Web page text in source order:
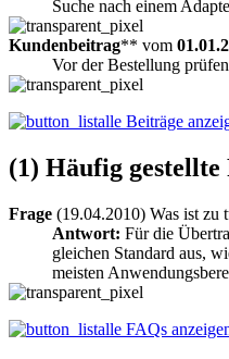
Suche nach einem
Kundenbeitrag** vom
Vor der Bestellung
alle Beiträge
(1) Häufig
Frage (19.04.2010) Was ist zu
Antwort: Für die
gleichen Standard aus,
meisten
alle FAQs